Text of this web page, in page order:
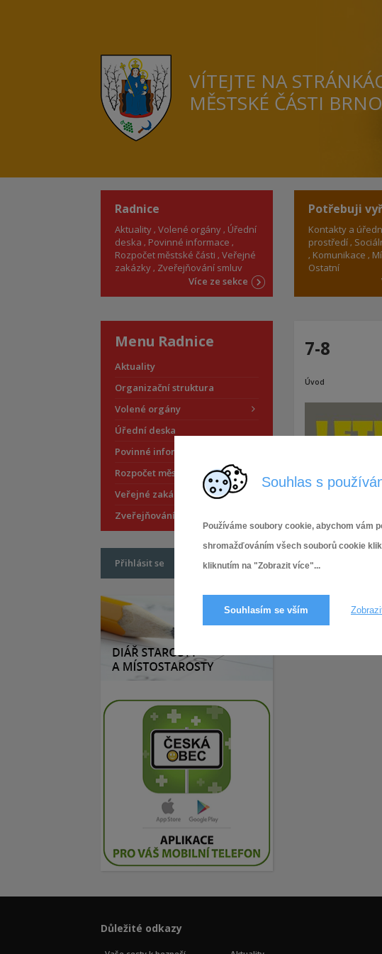
Souhlas s
Používáme soubory cookie, abychom vám
shromažďováním všech souborů cookie
kliknutím na "Zobrazit více"...
Souhlasím se vším
VÍTEJTE NA
MĚSTSKÉ ČÁSTI
Radnice
Aktuality Volené orgány Úřední
deska
Povinné informace
Rozpočet městské části Veřejné
zakázky Zveřejňování smluv
Více ze sekce
Potřebuji
Kontakty a
prostředí
Komunikace
Ostatní
7-8
Úvod
2.7.2026
Menu Radnice
Aktuality
Organizační struktura
Volené orgány
Úřední deska
Povinné informace
Rozpočet městské části
Veřejné zakázky
Zveřejňování smluv
Přihlásit se
Důležité odkazy